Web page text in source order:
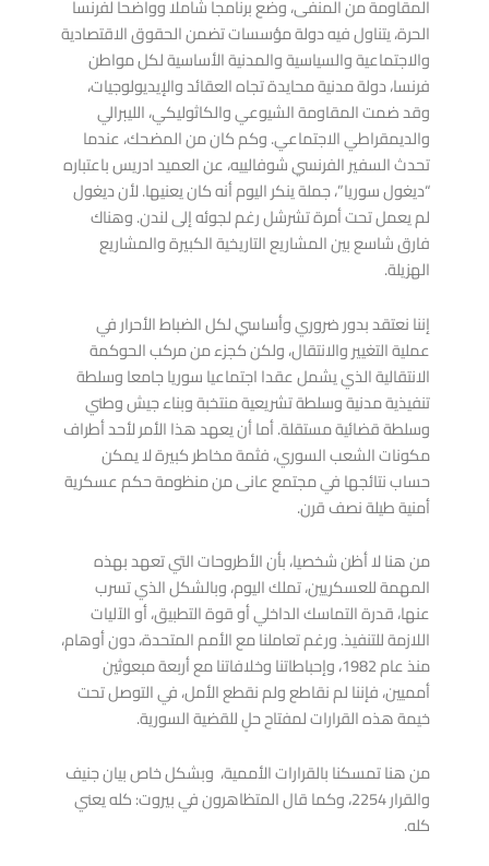
دراسات وأبحاث
ما بعد الدولة: كيف أعادت الحرب تشكيل الاقتصاد
يناير
المقاومة من المنفى، وضع برنامجا شاملا وواضحا لفرنسا
الحرة، يتناول فيه دولة مؤسسات تضمن الحقوق الاقتصادية
والاجتماعية والسياسية والمدنية الأساسية لكل مواطن
فرنسا، دولة مدنية محايدة تجاه العقائد والإيديولوجيات،
وقد ضمت المقاومة الشيوعي والكاثوليكي، الليبرالي
والديمقراطي الاجتماعي. وكم كان من المضحك، عندما
تحدث السفير الفرنسي شوفالييه، عن العميد ادريس باعتباره
“ديغول سوريا”، جملة ينكر اليوم أنه كان يعنيها. لأن ديغول
لم يعمل تحت أمرة تشرشل رغم لجوئه إلى لندن. وهناك
فارق شاسع بين المشاريع التاريخية الكبيرة والمشاريع
الهزيلة.
إننا نعتقد بدور ضروري وأساسي لكل الضباط الأحرار في
عملية التغيير والانتقال، ولكن كجزء من مركب الحوكمة
الانتقالية الذي يشمل عقدا اجتماعيا سوريا جامعا وسلطة
تنفيذية مدنية وسلطة تشريعية منتخبة وبناء جيش وطني
وسلطة قضائية مستقلة. أما أن يعهد هذا الأمر لأحد أطراف
مكونات الشعب السوري، فثمة مخاطر كبيرة لا يمكن
حساب نتائجها في مجتمع عانى من منظومة حكم عسكرية
أمنية طيلة نصف قرن.
من هنا لا أظن شخصيا، بأن الأطروحات التي تعهد بهذه
المهمة للعسكريين، تملك اليوم، وبالشكل الذي تسرب
عنها، قدرة التماسك الداخلي أو قوة التطبيق، أو الآليات
اللازمة للتنفيذ. ورغم تعاملنا مع الأمم المتحدة، دون أوهام،
منذ عام 1982، وإحباطاتنا وخلافاتنا مع أربعة مبعوثين
أمميين، فإننا لم نقاطع ولم نقطع الأمل، في التوصل تحت
خيمة هذه القرارات لمفتاح حلٍ للقضية السورية.
من هنا تمسكنا بالقرارات الأممية، وبشكل خاص بيان جنيف
والقرار 2254، وكما قال المتظاهرون في بيروت: كله يعني
كله.